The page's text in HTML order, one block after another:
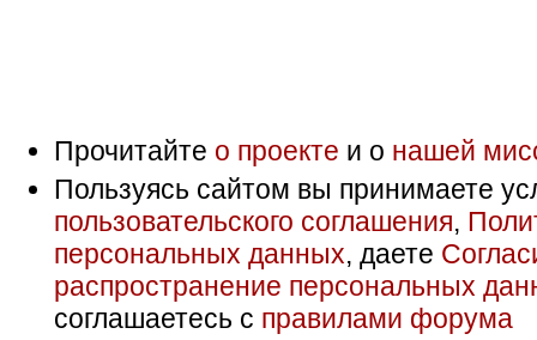
Прочитайте о проекте и о нашей
Пользуясь сайтом вы принимаете
пользовательского соглашения,
персональных данных, даете
распространение персональных
соглашаетесь с правилами форума